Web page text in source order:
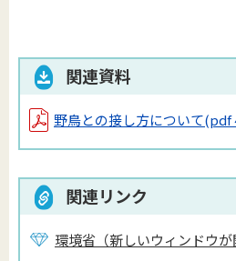
関連資料
野鳥との接し方について(pdf
関連リンク
環境省（新しいウィンドウが